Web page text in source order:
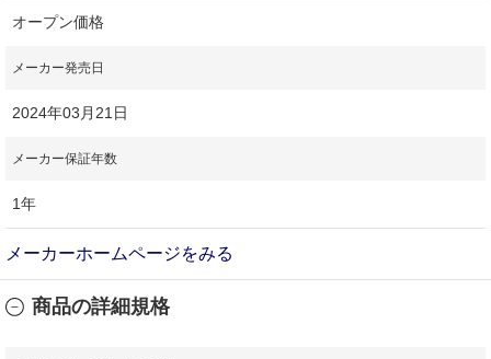
オープン価格
メーカー発売日
2024年03月21日
メーカー保証年数
1年
メーカーホームページをみる
商品の詳細規格